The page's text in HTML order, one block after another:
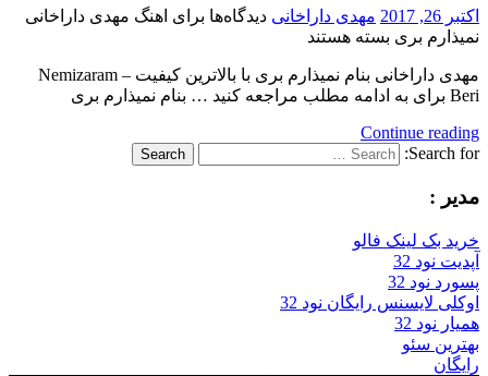
اکتبر 26, 2017 مهدی داراخانی دیدگاه‌ها برای اهنگ مهدی داراخانی
نمیذارم بری بسته هستند
مهدی داراخانی بنام نمیذارم بری با بالاترین کیفیت – Nemizaram
Beri برای به ادامه مطلب مراجعه کنید … بنام نمیذارم بری
Continue reading
Search for:
Search
مدیر :
خرید بک لینک فالو
آپدیت نود 32
پسورد نود 32
اوکلی لایسنس رایگان نود 32
همیار نود 32
بهترین سئو
رایگان